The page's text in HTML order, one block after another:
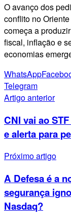
O avanço dos
conflito no
começa a
fiscal, inflação e
economias
WhatsApp
Telegram
Artigo anterior
CNI vai ao
e alerta para
Próximo artigo
A Defesa é a
segurança
Nasdaq?